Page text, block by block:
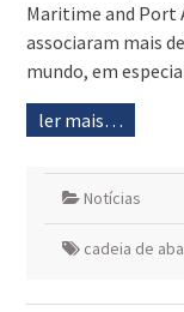
Maritime and Port
associaram mais
mundo, em
ler mais…
Notícias
cadeia de